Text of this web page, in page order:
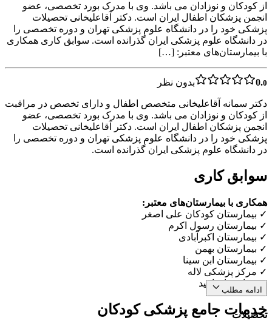
از کودکان و نوزادان می باشد. وی با مدرک بورد تخصصی، عضو
انجمن پزشکان اطفال ایران است. دکتر آقاعلیخانی تحصیلات
پزشکی خود را در دانشگاه علوم پزشکی تهران و دوره تخصصی را
در دانشگاه علوم پزشکی ایران گذرانده است. سوابق کاری همکاری
با بیمارستان‌های معتبر: […]
0.0 بدون نظر
دکتر سمانه آقاعلیخانی متخصص اطفال و دارای تخصص در مراقبت
از کودکان و نوزادان می باشد. وی با مدرک بورد تخصصی، عضو
انجمن پزشکان اطفال ایران است. دکتر آقاعلیخانی تحصیلات
پزشکی خود را در دانشگاه علوم پزشکی تهران و دوره تخصصی را
در دانشگاه علوم پزشکی ایران گذرانده است.
سوابق کاری
همکاری با بیمارستان‌های معتبر:
✓ بیمارستان کودکان علی اصغر
✓ بیمارستان رسول اکرم
✓ بیمارستان اکبرآبادی
✓ بیمارستان بهمن
✓ بیمارستان ابن سینا
✓ مرکز پزشکی لاله
✓ بیمارستان امید
خدمات جامع پزشکی کودکان
ادامه مطلب
تحصیلات